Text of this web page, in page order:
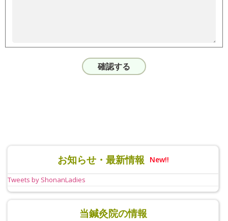
お知らせ・最新情報 New!!
Tweets by ShonanLadies
当鍼灸院の情報